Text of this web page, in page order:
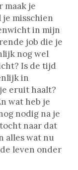
maak je
misschien
in mijn
job die je
nog wel
Is de tijd
in
eruit haalt?
wat heb je
nodig na je
naar dat
alles wat nu
leven onder